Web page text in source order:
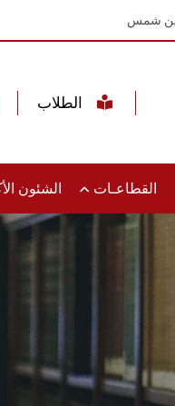
شمس
القطاعـات الشئون